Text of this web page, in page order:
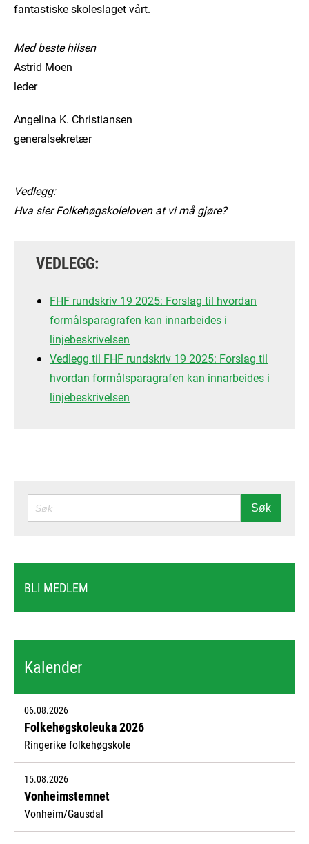
fantastiske skoleslaget vårt.
Med beste hilsen
Astrid Moen
leder
Angelina K. Christiansen
generalsekretær
Vedlegg:
Hva sier Folkehøgskoleloven at vi må gjøre?
VEDLEGG:
FHF rundskriv 19 2025: Forslag til hvordan
formålsparagrafen kan innarbeides i
linjebeskrivelsen
Vedlegg til FHF rundskriv 19 2025: Forslag til
hvordan formålsparagrafen kan innarbeides i
linjebeskrivelsen
SØK Søk
BLI MEDLEM
Kalender
06.08.2026
Folkehøgskoleuka 2026
Ringerike folkehøgskole
15.08.2026
Vonheimstemnet
Vonheim/Gausdal